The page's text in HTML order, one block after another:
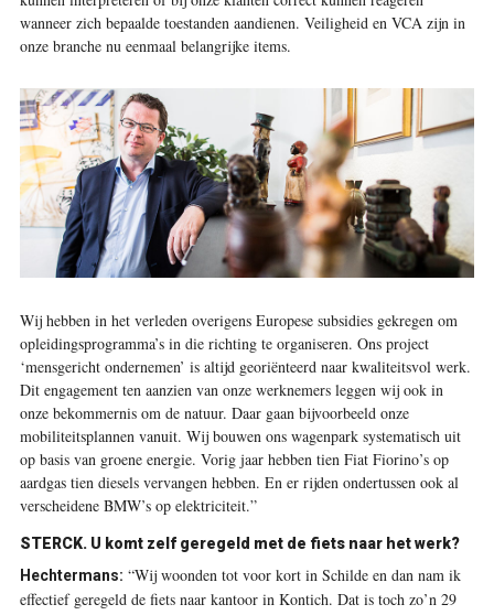
wanneer zich bepaalde toestanden aandienen. Veiligheid en VCA zijn in
onze branche nu eenmaal belangrijke items.
Wij hebben in het verleden overigens Europese subsidies gekregen om
opleidingsprogramma’s in die richting te organiseren. Ons project
‘mensgericht ondernemen’ is altijd georiënteerd naar kwaliteitsvol werk.
Dit engagement ten aanzien van onze werknemers leggen wij ook in
onze bekommernis om de natuur. Daar gaan bijvoorbeeld onze
mobiliteitsplannen vanuit. Wij bouwen ons wagenpark systematisch uit
op basis van groene energie. Vorig jaar hebben tien Fiat Fiorino’s op
aardgas tien diesels vervangen hebben. En er rijden ondertussen ook al
verscheidene BMW’s op elektriciteit.”
STERCK. U komt zelf geregeld met de fiets naar het werk?
Hechtermans: “Wij woonden tot voor kort in Schilde en dan nam ik
effectief geregeld de fiets naar kantoor in Kontich. Dat is toch zo’n 29